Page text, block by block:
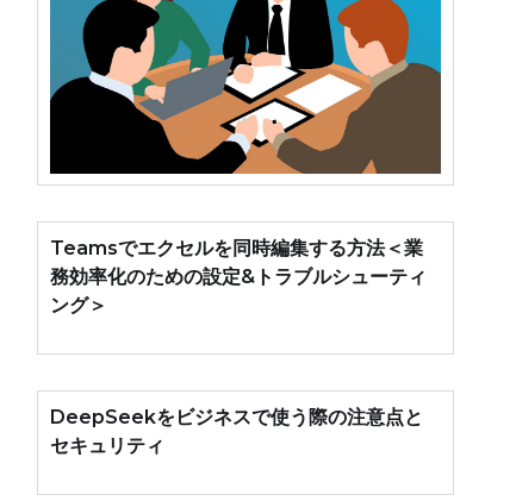
Teamsでエクセルを同時編集する方法＜業
務効率化のための設定&トラブルシューティ
ング＞
DeepSeekをビジネスで使う際の注意点と
セキュリティ